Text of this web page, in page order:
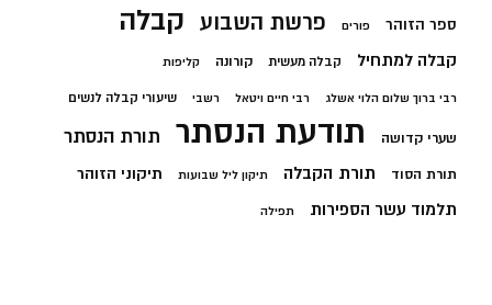
ספר הזוהר פורים פרשת השבוע קבלה
קבלה למתחיל קבלה מעשית קורונה קליפות
רבי ברוך שלום הלוי אשלג רבי חיים ויטאל רשבי שיעורי קבלה לנשים
שערי קדושה תודעת הנסתר תורת הנסתר
תורת הסוד תורת הקבלה תיקון ליל שבועות תיקוני הזוהר
תלמוד עשר הספירות תפילה